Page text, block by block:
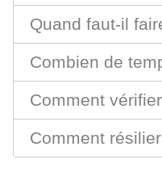
Quand faut-il
Combien de
Comment
Comment